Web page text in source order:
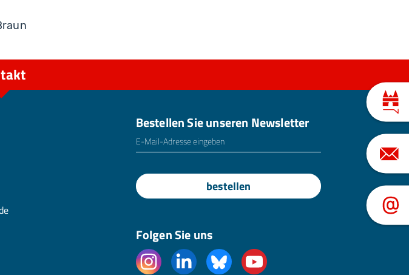
Bestellen Sie unseren Newsletter
E-Mailadresse
bestellen
Folgen Sie uns